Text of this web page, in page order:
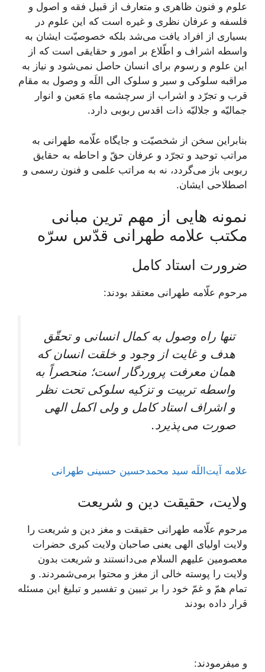
علوم و فنون ظاهرى و متعارف از قبيل فقه و اصول و
فلسفه و عرفان نظرى و غيره است كه اين علوم در
بسيارى از افراد يافت می‌‏شد بلکه خصوصيّت ايشان به
واسطه اشراف و اطّلاع بر امور و حقايقى است كه از
اين علوم و رسوم براى انسان حاصل نمی‌‏شود و نياز به
مراقبه سلوكى و سير و سلوک الى اللَه و وصول به مقام
قرب و تجرّد و اشراب از سرچشمه ماءِ مَعين و انوار
جماليّه و جلاليّه ذات اقدس ربوبى دارد.
بنابراين سخن از شخصيّت و جايگاه علّامه طهرانى به
مراتب توحيد و تجرّد و عرفان حقّ و احاطه به حقایق
ربوبى باز می‌‏گردد، نه به مراتب علمى و فنون رسمى و
اصطلاحى ايشان.
نمونه هایی از مهم ترین مبانی
مکتب علامه طهرانی قدّس سرّه
ضرورت استاد کامل
مرحوم علّامه طهرانى معتقد بودند:
تنها راه وصول به کمال انسانی و تحقّق
هدف و غایت از وجود و خلقت انسان که
همان معرفت پروردگار است؛ منحصراً به
واسطه تربیت و تزکیه سلوکی تحت نظر
و اشراف استاد کامل و ولی اکمل الهی
صورت می پذیرد.
علامه آیت‌اللَه سید محمدحسین حسینی طهرانی
ولایت، حقیقت دین و شریعت
مرحوم علّامه طهرانى حقيقت و مغز دين و شريعت را
ولايت اولياى الهى يعنى صاحبان ولايت كبرى حضرات
معصومين علیهم السلام می‏‌دانستند و شريعت بدون
ولايت را پوسته خالى از مغز و محتوا برمی‌شمردند. و
تمام همّ و غمّ خود را بر تبيين و تفسير و تبليغ اين مسئله
قرار داده بودند
و می‏فرمودند: